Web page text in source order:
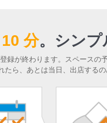
分。 シンプ
録が終わります。スペースの
たら、あとは当日、出店する